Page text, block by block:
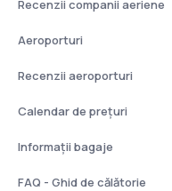
Recenzii companii aeriene
Aeroporturi
Recenzii aeroporturi
Calendar de prețuri
Informații bagaje
FAQ - Ghid de călătorie